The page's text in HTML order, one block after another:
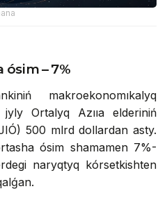
ósim – 7%
makroekonomıkalyq
Ortalyq Azııa elderiniń
500 mlrd dollardan asty.
ósim shamamen 7%-
naryqtyq kórsetkishten